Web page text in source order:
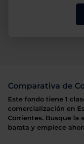
Comparativa de
Este fondo tiene 1
comercialización en
Corrientes. Busque la
barata y empiece